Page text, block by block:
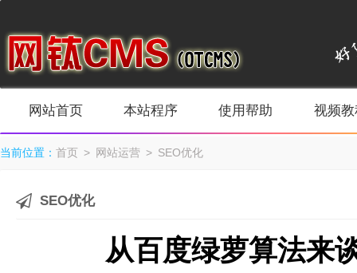
网站首页 本站程序 使用帮助 视频
当前位置： 首页 > 网站运营 > SEO优化
SEO优化
从百度绿萝算法来